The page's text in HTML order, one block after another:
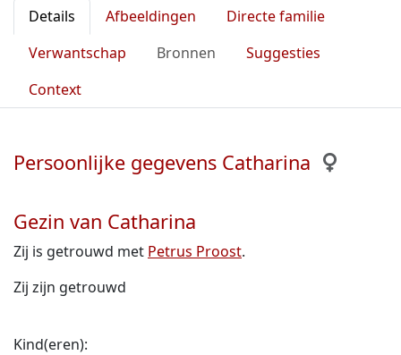
Details Afbeeldingen
Directe familie
Verwantschap
Bronnen
Suggesties
Context
Persoonlijke gegevens Catharina
Gezin van Catharina
Zij is getrouwd met Petrus Proost.
Zij zijn getrouwd
Kind(eren):